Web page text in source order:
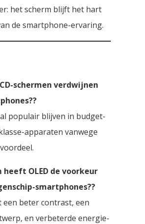
het scherm blijft het hart
de smartphone-ervaring.
schermen verdwijnen
populair blijven in budget-
apparaten vanwege
heeft OLED de voorkeur
smartphones??
een beter contrast, een
en verbeterde energie-